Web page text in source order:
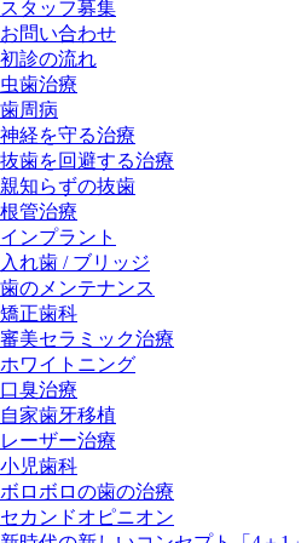
スタッフ募集
お問い合わせ
初診の流れ
虫歯治療
歯周病
神経を守る治療
抜歯を回避する治療
親知らずの抜歯
根管治療
インプラント
入れ歯 / ブリッジ
歯のメンテナンス
矯正歯科
審美セラミック治療
ホワイトニング
口臭治療
自家歯牙移植
レーザー治療
小児歯科
ボロボロの歯の治療
セカンドオピニオン